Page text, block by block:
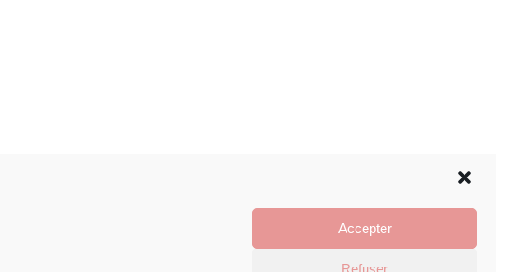
Accepter
Refuser